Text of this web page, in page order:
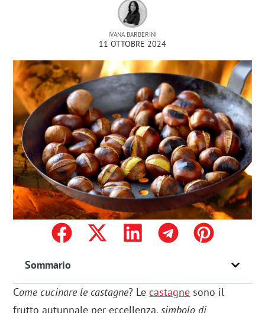
IVANA BARBERINI
11 OTTOBRE 2024
Sommario
Come cucinare le castagne? Lecastagne sono il
frutto autunnale per eccellenza,simbolo di